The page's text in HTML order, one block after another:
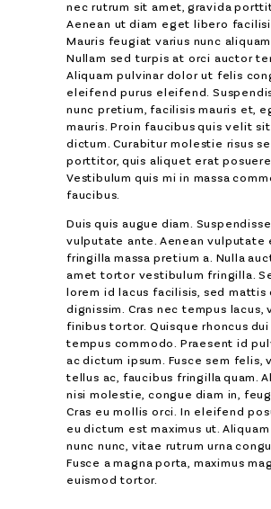
nec rutrum sit amet, gravida
Aenean ut diam eget libero
Mauris feugiat varius nunc
Nullam sed turpis at orci auctor
Aliquam pulvinar dolor ut felis
eleifend purus eleifend.
nunc pretium, facilisis mauris et,
mauris. Proin faucibus quis velit
dictum. Curabitur molestie risus
porttitor, quis aliquet erat
Vestibulum quis mi in massa
faucibus.
Duis quis augue diam.
vulputate ante. Aenean vulputate
fringilla massa pretium a. Nulla
amet tortor vestibulum fringilla.
lorem id lacus facilisis, sed mattis
dignissim. Cras nec tempus lacus,
finibus tortor. Quisque rhoncus
tempus commodo. Praesent id
ac dictum ipsum. Fusce sem felis,
tellus ac, faucibus fringilla quam.
nisi molestie, congue diam in,
Cras eu mollis orci. In eleifend
eu dictum est maximus ut.
nunc nunc, vitae rutrum urna
Fusce a magna porta, maximus
euismod tortor.